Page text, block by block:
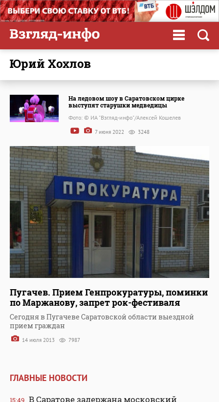
Юрий Хохлов
На ледовом шоу в Саратовском цирке
выступят старушки медведицы
Фото: © ИА "Взгляд-инфо"/Алексей Кошелев
7 июня 2022 3248
Пугачев. Прием Генпрокуратуры, поминки
по Маржанову, запрет рок-фестиваля
Сегодня в Пугачеве Саратовской области выездной
прием граждан
14 июля 2013 7987
ГЛАВНЫЕ НОВОСТИ
15:49 В Саратове задержана московский